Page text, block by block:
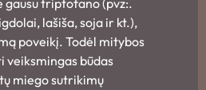
gausu triptofano (pvz:.
lašiša, soja ir kt.),
poveikį. Todėl mitybos
veiksmingas būdas
miego sutrikimų